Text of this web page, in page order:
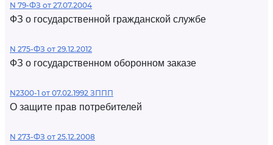
N 79-ФЗ от 27.07.2004
ФЗ о государственной гражданской службе
N 275-ФЗ от 29.12.2012
ФЗ о государственном оборонном заказе
N2300-1 от 07.02.1992 ЗППП
О защите прав потребителей
N 273-ФЗ от 25.12.2008